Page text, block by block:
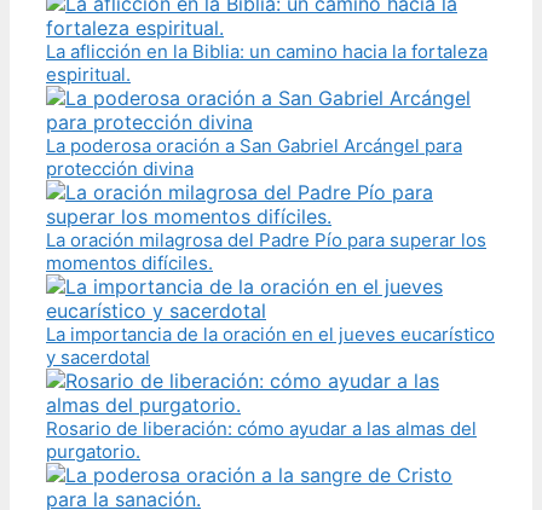
La aflicción en la Biblia: un camino hacia la fortaleza
espiritual.
La poderosa oración a San Gabriel Arcángel para
protección divina
La oración milagrosa del Padre Pío para superar los
momentos difíciles.
La importancia de la oración en el jueves eucarístico
y sacerdotal
Rosario de liberación: cómo ayudar a las almas del
purgatorio.